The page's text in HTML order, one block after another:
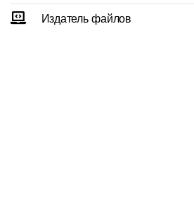
Издатель файлов